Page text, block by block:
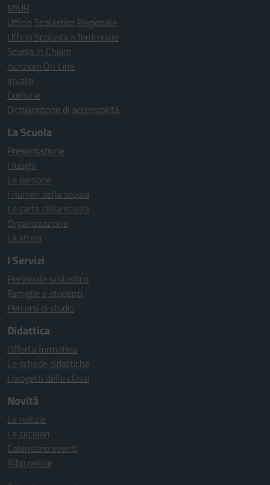
MIUR
Ufficio Scolastico Regionale
Ufficio Scolastico Territoriale
Scuola in Chiaro
Iscrizioni On Line
Invalsi
Comune
Dichiarazione di accessibilità
La Scuola
Presentazione
I luoghi
Le persone
I numeri della scuola
Le carte della scuola
Organizzazione
La storia
I Servizi
Personale scolastico
Famiglie e studenti
Percorsi di studio
Didattica
Offerta formativa
Le schede didattiche
I progetti delle classi
Novità
Le notizie
Le circolari
Calendario eventi
Albo online